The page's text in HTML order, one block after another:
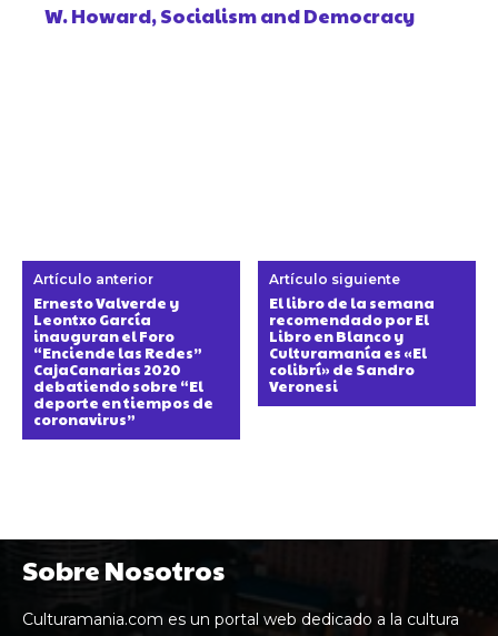
W. Howard, Socialism and Democracy
Artículo anterior
Ernesto Valverde y
Leontxo García
inauguran el Foro
“Enciende las Redes”
CajaCanarias 2020
debatiendo sobre “El
deporte en tiempos de
coronavirus”
Artículo siguiente
El libro de la semana
recomendado por El
Libro en Blanco y
Culturamanía es «El
colibrí» de Sandro
Veronesi
Sobre Nosotros
Culturamania.com es un portal web dedicado a la cultura